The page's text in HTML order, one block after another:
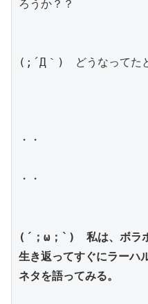
ろうか？？
(;´Д｀)　どうなってた
・・
・・
(´；ω；`)　私は、ボラ
生き返ってすぐにラーハ
ネタを語ってみる。